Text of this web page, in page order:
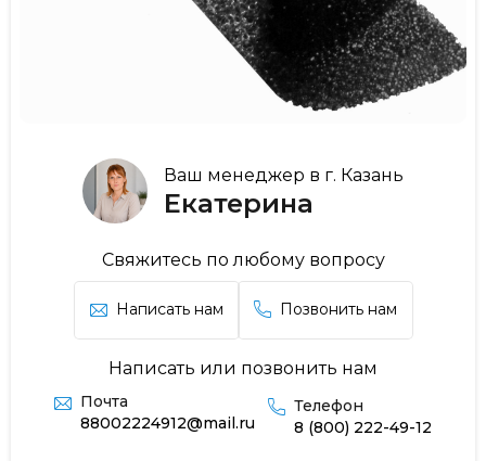
Ваш менеджер в г. Казань
Екатерина
Свяжитесь по любому вопросу
Написать нам Позвонить нам
Написать или позвонить нам
Почта
88002224912@mail.ru
Телефон
8 (800) 222-49-12